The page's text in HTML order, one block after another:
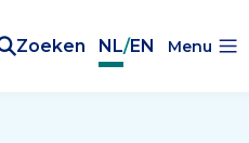
Zoeken NL/EN Menu